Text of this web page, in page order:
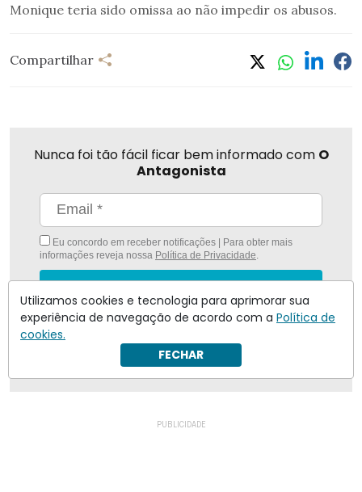
Monique teria sido omissa ao não impedir os abusos.
Compartilhar
Nunca foi tão fácil ficar bem informado com O
Antagonista
Eu concordo em receber notificações | Para obter mais
informações reveja nossa Política de Privacidade
Enviar
Inscreva-se
Utilizamos cookies e tecnologia para aprimorar sua
experiência de navegação de acordo com a Política de
cookies.
FECHAR